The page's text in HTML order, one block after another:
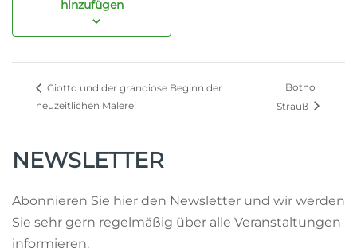
hinzufügen
Giotto und der grandiose Beginn der
neuzeitlichen Malerei
Botho
Strauß
NEWSLETTER
Abonnieren Sie hier den Newsletter und wir werden
Sie sehr gern regelmäßig über alle Veranstaltungen
informieren.